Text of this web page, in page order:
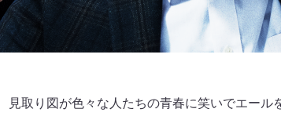
見取り図が色々な人たちの青春に笑いでエール